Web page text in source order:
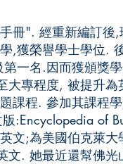
冊". 經重新編訂後
,獲榮譽學士學位.
一名.因而獲頒獎
專程度, 被提升
課程. 參加其課程
:Encyclopedia of
文;為美國伯克萊
文. 她最近還幫佛